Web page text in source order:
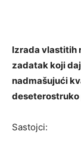
Izrada vlastitih
zadatak koji
nadmašujući
deseterostruko
Sastojci: